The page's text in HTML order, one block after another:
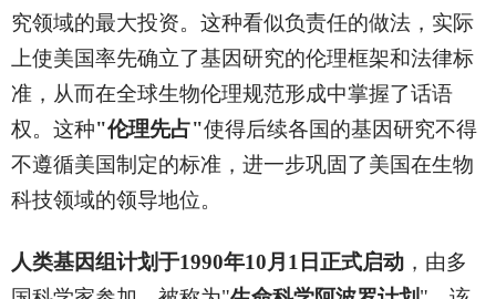
究领域的最大投资。这种看似负责任的做法，实际
上使美国率先确立了基因研究的伦理框架和法律标
准，从而在全球生物伦理规范形成中掌握了话语
权。这种"伦理先占"使得后续各国的基因研究不得
不遵循美国制定的标准，进一步巩固了美国在生物
科技领域的领导地位。
人类基因组计划于1990年10月1日正式启动，由多